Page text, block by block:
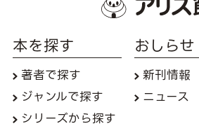
本を探す
著者で探す
ジャンルで探す
シリーズから探す
おしらせ
新刊情報
ニュース